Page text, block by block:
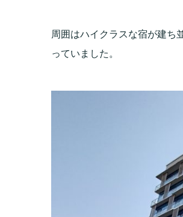
周囲はハイクラスな宿が建ち
っていました。